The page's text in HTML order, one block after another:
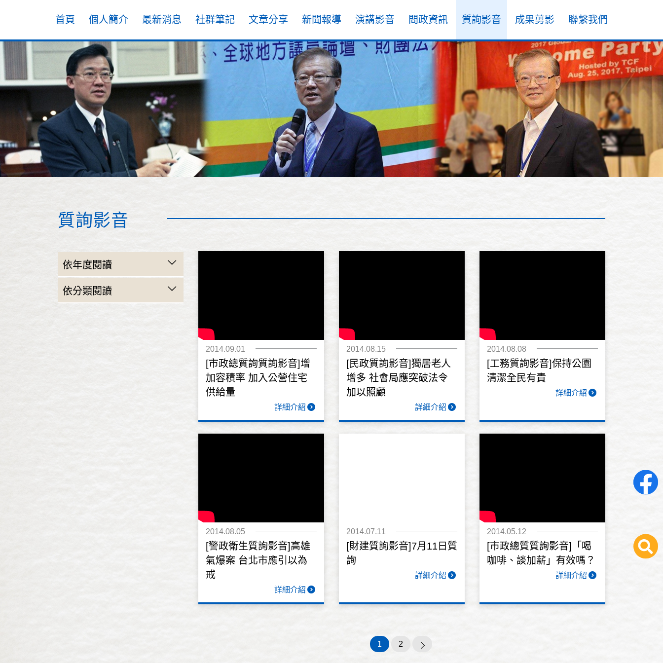
首頁 個人簡介 最新消息 社群筆記 文章分享 新聞報導 演講影音 問政資訊 質詢影音 成果剪影 聯繫我們
質詢影音
依年度閱讀
民國103年(2014)
依分類閱讀
2014.09.01
[市政總質詢質詢影音]增
加容積率 加入公營住宅
供給量
詳細介紹
2014.08.15
[民政質詢影音]獨居老人
增多 社會局應突破法令
加以照顧
詳細介紹
2014.08.08
[工務質詢影音]保持公園
清潔全民有責
詳細介紹
2014.08.05
[警政衛生質詢影音]高雄
氣爆案 台北市應引以為
戒
詳細介紹
2014.07.11
[財建質詢影音]7月11日質
詢
詳細介紹
2014.05.12
[市政總質質詢影音]「喝
咖啡、談加薪」有效嗎？
詳細介紹
1 2